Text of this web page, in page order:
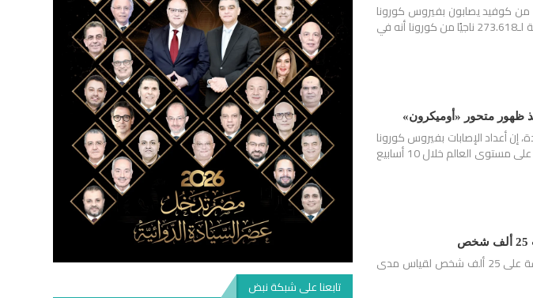
الذين تعافوا من كوفيد يصابون بفيروس كورونا
لفترة طويلة. وبحسب صحف أجنبية، وجد تحليل واحد للسجلات الصحية لـ273.618 ناجيًا من كورونا أنه في
إن أعداد الإصابات بفيروس كورونا
تخطت 400 مليون إصابة عالميا، مشيرًا إلى تسجيل 130 مليون إصابة على مستوى العالم خلال 10 أسابيع
كشفت اللجنة العلمية لمكافحة كورونا في المغرب، عن إجراء دراسة على 25 ألف شخص لقياس مدى
تابعنا على شبكة نبض